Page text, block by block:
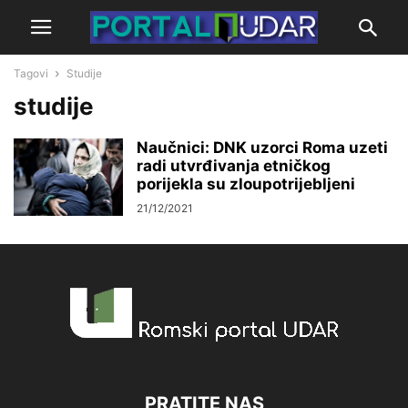
Tagovi Studije
studije
Naučnici: DNK uzorci Roma uzeti
radi utvrđivanja etničkog
porijekla su zloupotrijebljeni
21/12/2021
PRATITE NAS